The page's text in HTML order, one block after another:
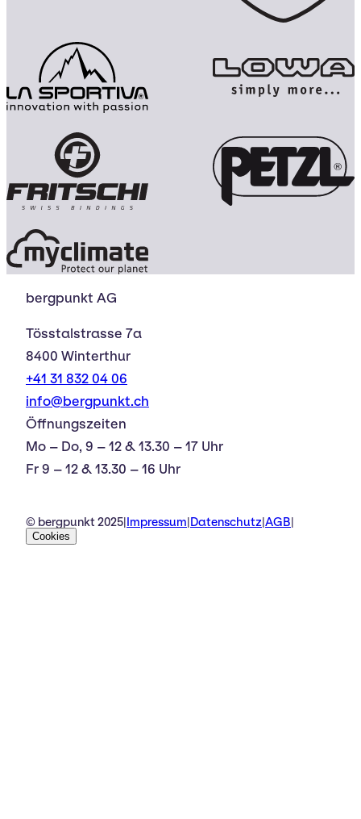
bergpunkt AG
Tösstalstrasse 7a
8400 Winterthur
+41 31 832 04 06
info@bergpunkt.ch
Öffnungszeiten
Mo – Do, 9 – 12 & 13.30 – 17 Uhr
Fr 9 – 12 & 13.30 – 16 Uhr
© bergpunkt 2025 Impressum Datenschutz AGB
Cookies